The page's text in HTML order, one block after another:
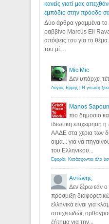
κανείς γιατί μας
εμπόδιο στην πρόοδό
Δύο άρθρα γραμμένα
ραββίνο Marcus Eli
απόψεις του για το θέμα
του μί...
Mic Mic
Δεν υπάρχει
Manos
πιο δημοσιο
ιδιωτικη επιχειρηση
ΑΑΔΕ στα χερια των
αιμα... για να
του Ελληνικου...
Αντώνης
Δεν ξέρω εάν
πρόσμιξη
ελληνικά είναι για
στοιχειωδώς
ζήτημα για την...